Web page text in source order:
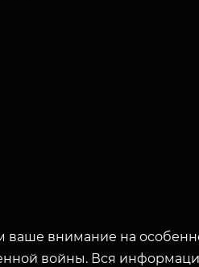
внимание на
войны. Вся